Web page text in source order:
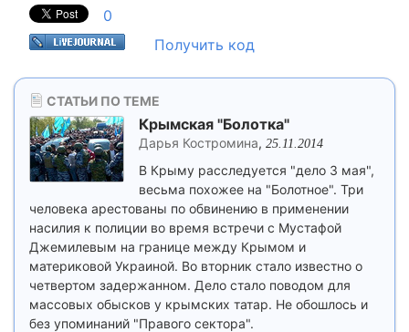
0
Получить код
СТАТЬИ ПО ТЕМЕ
Крымская "Болотка"
Дарья Костромина, 25.11.2014
В Крыму расследуется "дело 3 мая",
весьма похожее на "Болотное". Три
человека арестованы по обвинению в применении
насилия к полиции во время встречи с Мустафой
Джемилевым на границе между Крымом и
материковой Украиной. Во вторник стало известно о
четвертом задержанном. Дело стало поводом для
массовых обысков у крымских татар. Не обошлось и
без упоминаний "Правого сектора".